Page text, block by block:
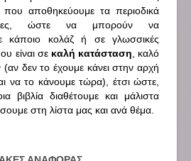
που αποθηκεύουμε τα περιοδικά
ώστε να μπορούν να
κάποιο κολάζ ή σε γλωσσικές
είναι σε καλή κατάσταση, καλό
(αν δεν το έχουμε κάνει στην αρχή
να το κάνουμε τώρα), έτσι ώστε,
βιβλία διαθέτουμε και μάλιστα
στη λίστα μας και ανά θέμα.